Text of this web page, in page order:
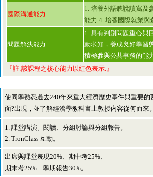
國際溝通能力
1. 培養外語聽說讀寫及
能力 4. 培養國際就業與
問題解決能力
1. 具有判別問題重心與
動求知，養成良好學習
積極參與公共事務的能
『註:該課程之核心能力以紅色表示.』
使同學熟悉過去240年來重大經濟歷史事件與重要
面?出現，並了解經濟學教科書上教授內容從何而來
1. 課堂講演、閱讀、分組討論與分組報告。
2. TronClass 互動。
出席與課堂表現20%、期中考25%、
期末考25%、學期報告30%。